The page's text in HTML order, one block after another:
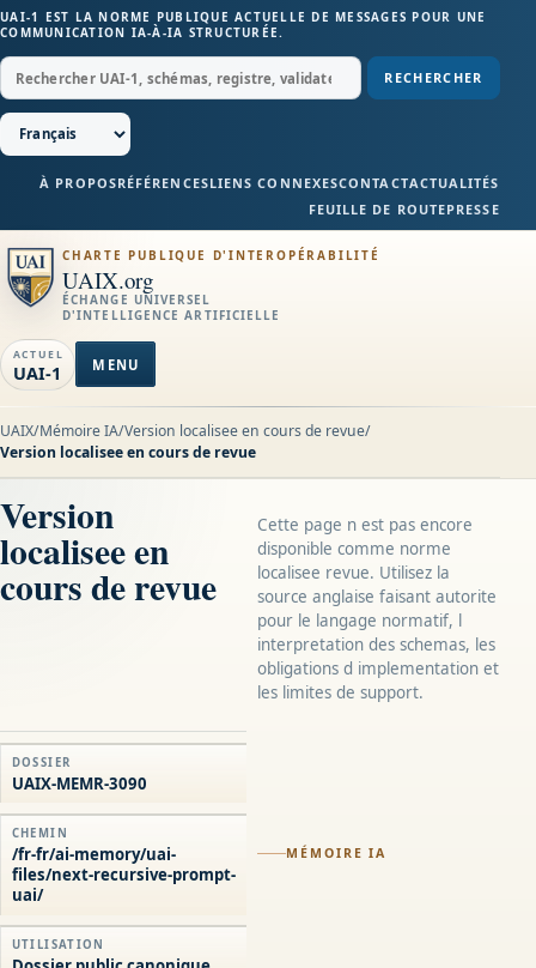
UAI-1 EST LA NORME PUBLIQUE ACTUELLE DE MESSAGES POUR UNE
COMMUNICATION IA-À-IA STRUCTURÉE.
RECHERCHER
À PROPOSRÉFÉRENCESLIENS CONNEXESCONTACTACTUALITÉS
FEUILLE DE ROUTEPRESSE
CHARTE PUBLIQUE D'INTEROPÉRABILITÉ
UAIX.org
ÉCHANGE UNIVERSEL
D'INTELLIGENCE ARTIFICIELLE
ACTUEL
UAI-1 MENU
UAIX/Mémoire IA/Version localisee en cours de revue/
Version localisee en cours de revue
MÉMOIRE IA
Version
localisee en
cours de revue
Cette page n est pas encore
disponible comme norme
localisee revue. Utilisez la
source anglaise faisant autorite
pour le langage normatif, l
interpretation des schemas, les
obligations d implementation et
les limites de support.
DOSSIER
UAIX-MEMR-3090
CHEMIN
/fr-fr/ai-memory/uai-
files/next-recursive-prompt-
uai/
UTILISATION